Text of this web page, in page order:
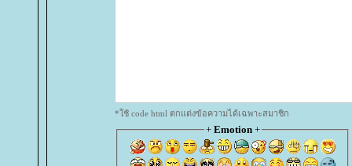
*ใช้ code html ตกแต่งข้อความได้เฉพาะสมาชิก
+ Emotion+